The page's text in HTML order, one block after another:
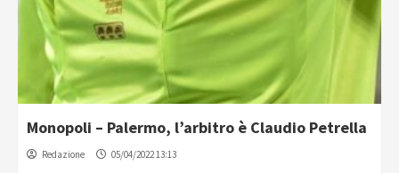
Monopoli – Palermo, l’arbitro è Claudio Petrella
Redazione 05/04/2022 13:13